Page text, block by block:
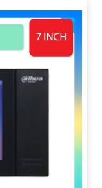
thường có
hàng truyền
tiếp, dễ dàng
giá rẻ: Có
chất lượng
để chọn
uy tín: Chọn